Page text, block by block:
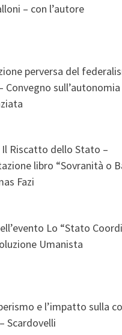
– con l’autore
perversa del
Convegno sull’autonomia
Il Riscatto dello Stato –
libro “Sovranità o
Fazi
Lo “Stato
Umanista
e l’impatto sulla
Scardovelli